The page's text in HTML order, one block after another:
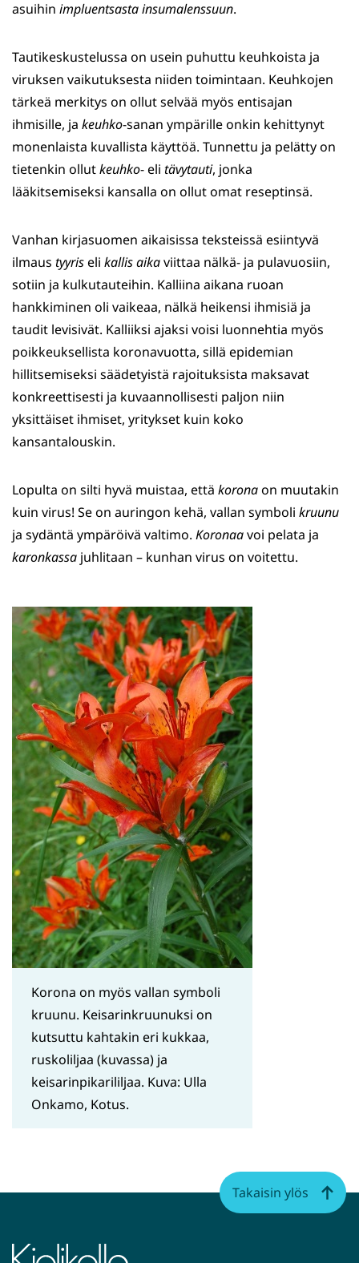
asuihin impluentsastainsumalenssuun.
Tautikeskustelussa on usein puhuttu keuhkoista ja
viruksen vaikutuksesta niiden toimintaan. Keuhkojen
tärkeä merkitys on ollut selvää myös entisajan
ihmisille, ja keuhko-sanan ympärille onkin kehittynyt
monenlaista kuvallista käyttöä. Tunnettu ja pelätty on
tietenkin ollutkeuhko- eli tävytauti, jonka
lääkitsemiseksi kansalla on ollut omat reseptinsä.
Vanhan kirjasuomen aikaisissa teksteissä esiintyvä
ilmaus tyyriseli kallis aikaviittaa nälkä- ja pulavuosiin,
sotiin ja kulkutauteihin. Kalliina aikana ruoan
hankkiminen oli vaikeaa, nälkä heikensi ihmisiä ja
taudit levisivät. Kalliiksi ajaksi voisi luonnehtia myös
poikkeuksellista koronavuotta, sillä epidemian
hillitsemiseksi säädetyistä rajoituksista maksavat
konkreettisesti ja kuvaannollisesti paljon niin
yksittäiset ihmiset, yritykset kuin koko
kansantalouskin.
Lopulta on silti hyvä muistaa, että koronaon muutakin
kuin virus! Se on auringon kehä, vallan symboli kruunu
ja sydäntä ympäröivä valtimo. Koronaavoi pelata ja
karonkassa juhlitaan – kunhan virus on voitettu.
Korona on myös vallan symboli
kruunu. Keisarinkruunuksi on
kutsuttu kahtakin eri kukkaa,
ruskoliljaa (kuvassa) ja
keisarinpikarililjaa. Kuva: Ulla
Onkamo, Kotus.
Takaisin ylös